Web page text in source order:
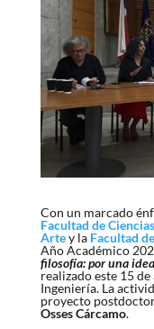
Con un marcado
Facultad de
Artey la Facultad
Año Académico
filosofía: por una
realizado este 15
Ingeniería. La
proyecto
Osses Cárcamo.